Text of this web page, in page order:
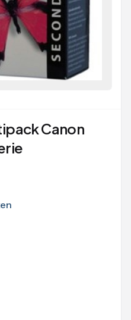
Canon